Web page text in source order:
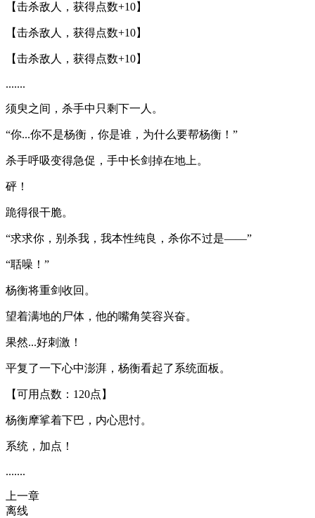
【击杀敌人，获得点数+10】
【击杀敌人，获得点数+10】
【击杀敌人，获得点数+10】
.......
须臾之间，杀手中只剩下一人。
“你...你不是杨衡，你是谁，为什么要帮杨衡！”
杀手呼吸变得急促，手中长剑掉在地上。
砰！
跪得很干脆。
“求求你，别杀我，我本性纯良，杀你不过是——”
“聒噪！”
杨衡将重剑收回。
望着满地的尸体，他的嘴角笑容兴奋。
果然...好刺激！
平复了一下心中澎湃，杨衡看起了系统面板。
【可用点数：120点】
杨衡摩挲着下巴，内心思忖。
系统，加点！
.......
上一章
离线